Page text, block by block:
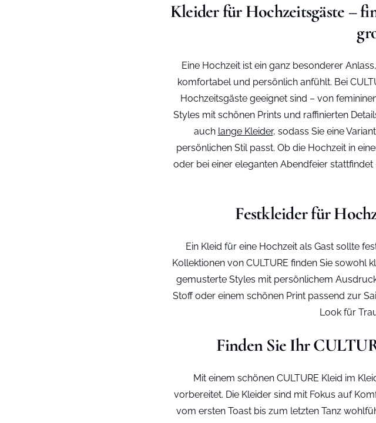
Kleider für Hochzeitsgäste –
Eine Hochzeit ist ein ganz besonderer
komfortabel und persönlich anfühlt. Bei
Hochzeitsgäste geeignet sind – von
Styles mit schönen Prints und raffinierten
auch lange Kleider, sodass Sie eine
persönlichen Stil passt. Ob die Hochzeit in
oder bei einer eleganten Abendfeier stattfindet
Festkleider für
Ein Kleid für eine Hochzeit als Gast sollte
Kollektionen von CULTURE finden Sie sowohl
gemusterte Styles mit persönlichem
Stoff oder einem schönen Print passend zur
Look für
Finden Sie Ihr
Mit einem schönen CULTURE Kleid im
vorbereitet. Die Kleider sind mit Fokus auf
vom ersten Toast bis zum letzten Tanz